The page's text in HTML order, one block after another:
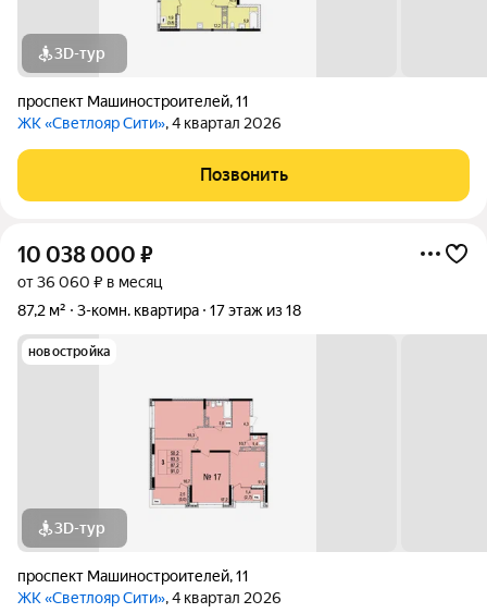
3D-тур
проспект Машиностроителей,11
ЖК «Светлояр Сити», 4 квартал 2026
Позвонить
10 038 000 ₽
от 36 060 ₽ в месяц
87,2 м²
3-комн. квартира 17 этаж из 18
новостройка
3D-тур
проспект Машиностроителей,11
ЖК «Светлояр Сити», 4 квартал 2026